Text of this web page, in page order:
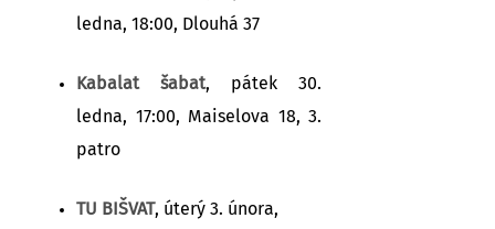
ledna, 18:00, Dlouhá 37
Kabalat šabat, pátek 30.
ledna, 17:00, Maiselova 18, 3.
patro
TU BIŠVAT, úterý 3. února,